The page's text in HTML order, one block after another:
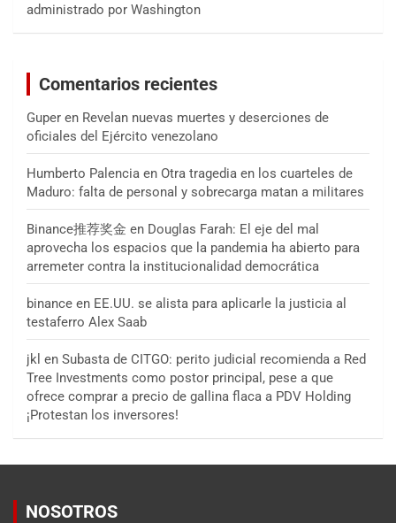
administrado por Washington
Comentarios recientes
Guper en Revelan nuevas muertes y deserciones de
oficiales del Ejército venezolano
Humberto Palencia en Otra tragedia en los cuarteles de
Maduro: falta de personal y sobrecarga matan a militares
Binance推荐奖金 en Douglas Farah: El eje del mal
aprovecha los espacios que la pandemia ha abierto para
arremeter contra la institucionalidad democrática
binance en EE.UU. se alista para aplicarle la justicia al
testaferro Alex Saab
jkl en Subasta de CITGO: perito judicial recomienda a Red
Tree Investments como postor principal, pese a que
ofrece comprar a precio de gallina flaca a PDV Holding
¡Protestan los inversores!
NOSOTROS